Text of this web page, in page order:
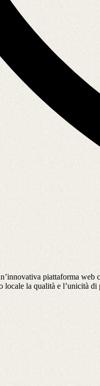
piattaforma
la qualità e l’unicità